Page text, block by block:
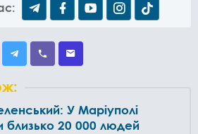
У Маріуполі
близько 20 000 людей